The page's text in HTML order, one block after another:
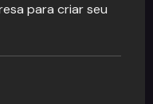
para criar seu